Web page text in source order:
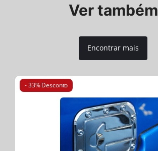
Ver também
Encontrar mais
- 33% Desconto